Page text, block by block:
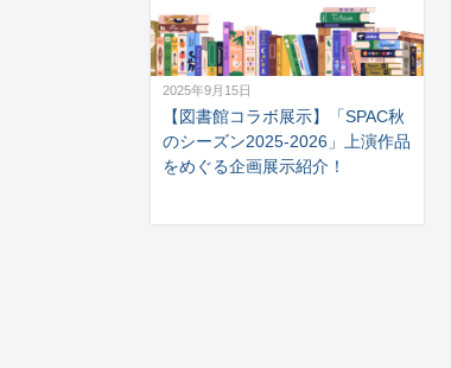
2025年9月15日
【図書館コラボ展示】「SPAC秋
のシーズン2025-2026」上演作品
をめぐる企画展示紹介！